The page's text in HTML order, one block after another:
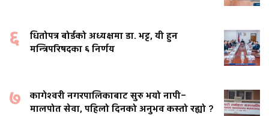
६
धितोपत्र बोर्डको अध्यक्षमा डा. भट्ट, यी हुन
मन्त्रिपरिषदका ६ निर्णय
७
कागेश्वरी नगरपालिकाबाट सुरु भयो नापी–
मालपोत सेवा, पहिलो दिनको अनुभव कस्तो रह्यो ?